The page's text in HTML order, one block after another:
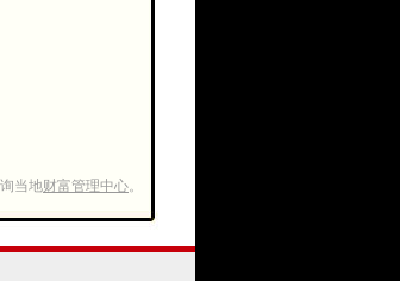
当地财富管理中心。